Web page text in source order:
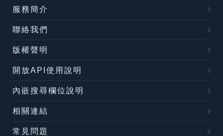
服務簡介
聯絡我們
版權聲明
開放API使用說明
內嵌搜尋欄位說明
相關連結
常見問題